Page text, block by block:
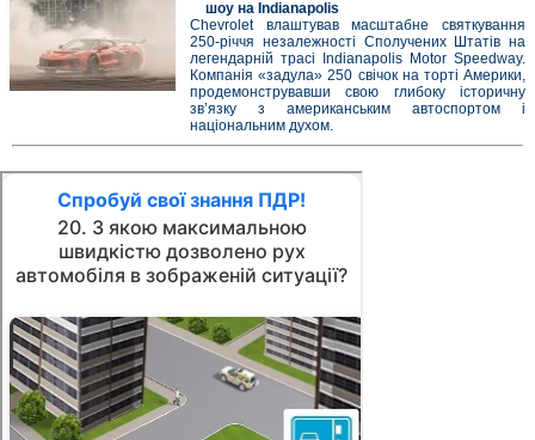
шоу на Indianapolis
Chevrolet влаштував масштабне святкування
250-річчя незалежності Сполучених Штатів на
легендарній трасі Indianapolis Motor Speedway.
Компанія «задула» 250 свічок на торті Америки,
продемонструвавши свою глибоку історичну
зв’язку з американським автоспортом і
національним духом.